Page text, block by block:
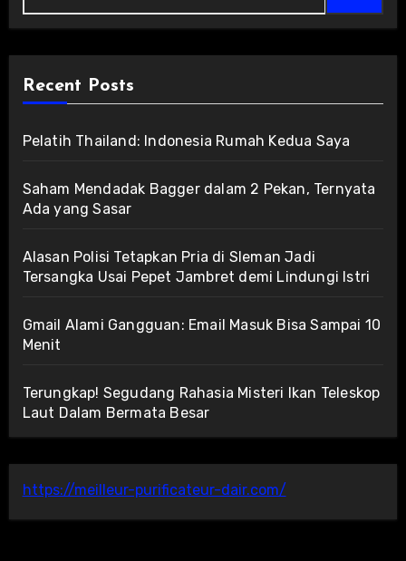
Recent Posts
Pelatih Thailand: Indonesia Rumah Kedua Saya
Saham Mendadak Bagger dalam 2 Pekan, Ternyata
Ada yang Sasar
Alasan Polisi Tetapkan Pria di Sleman Jadi
Tersangka Usai Pepet Jambret demi Lindungi Istri
Gmail Alami Gangguan: Email Masuk Bisa Sampai 10
Menit
Terungkap! Segudang Rahasia Misteri Ikan Teleskop
Laut Dalam Bermata Besar
https://meilleur-purificateur-dair.com/